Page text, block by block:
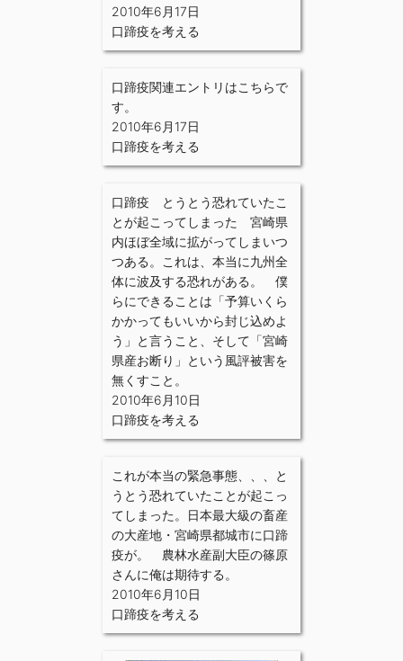
2010年6月17日
口蹄疫を考える
口蹄疫関連エントリはこちらで
す。
2010年6月17日
口蹄疫を考える
口蹄疫 とうとう恐れていたこ
とが起こってしまった 宮崎県
内ほぼ全域に拡がってしまいつ
つある。これは、本当に九州全
体に波及する恐れがある。 僕
らにできることは「予算いくら
かかってもいいから封じ込めよ
う」と言うこと、そして「宮崎
県産お断り」という風評被害を
無くすこと。
2010年6月10日
口蹄疫を考える
これが本当の緊急事態、、、と
うとう恐れていたことが起こっ
てしまった。日本最大級の畜産
の大産地・宮崎県都城市に口蹄
疫が。 農林水産副大臣の篠原
さんに俺は期待する。
2010年6月10日
口蹄疫を考える